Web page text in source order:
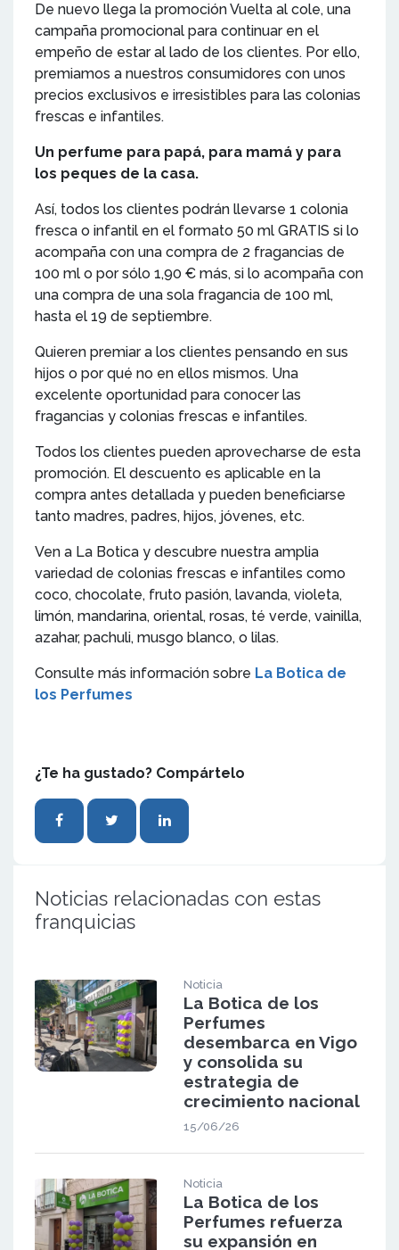
De nuevo llega la promoción Vuelta al cole, una
campaña promocional para continuar en el
empeño de estar al lado de los clientes. Por ello,
premiamos a nuestros consumidores con unos
precios exclusivos e irresistibles para las colonias
frescas e infantiles.
Un perfume para papá, para mamá y para
los peques de la casa.
Así, todos los clientes podrán llevarse 1 colonia
fresca o infantil en el formato 50 ml GRATIS si lo
acompaña con una compra de 2 fragancias de
100 ml o por sólo 1,90 € más, si lo acompaña con
una compra de una sola fragancia de 100 ml,
hasta el 19 de septiembre.
Quieren premiar a los clientes pensando en sus
hijos o por qué no en ellos mismos. Una
excelente oportunidad para conocer las
fragancias y colonias frescas e infantiles.
Todos los clientes pueden aprovecharse de esta
promoción. El descuento es aplicable en la
compra antes detallada y pueden beneficiarse
tanto madres, padres, hijos, jóvenes, etc.
Ven a La Botica y descubre nuestra amplia
variedad de colonias frescas e infantiles como
coco, chocolate, fruto pasión, lavanda, violeta,
limón, mandarina, oriental, rosas, té verde, vainilla,
azahar, pachuli, musgo blanco, o lilas.
Consulte más información sobre La Botica de
los Perfumes
¿Te ha gustado? Compártelo
Noticias relacionadas con estas
franquicias
Noticia
La Botica de los
Perfumes
desembarca en Vigo
y consolida su
estrategia de
crecimiento nacional
15/06/26
Noticia
La Botica de los
Perfumes refuerza
su expansión en